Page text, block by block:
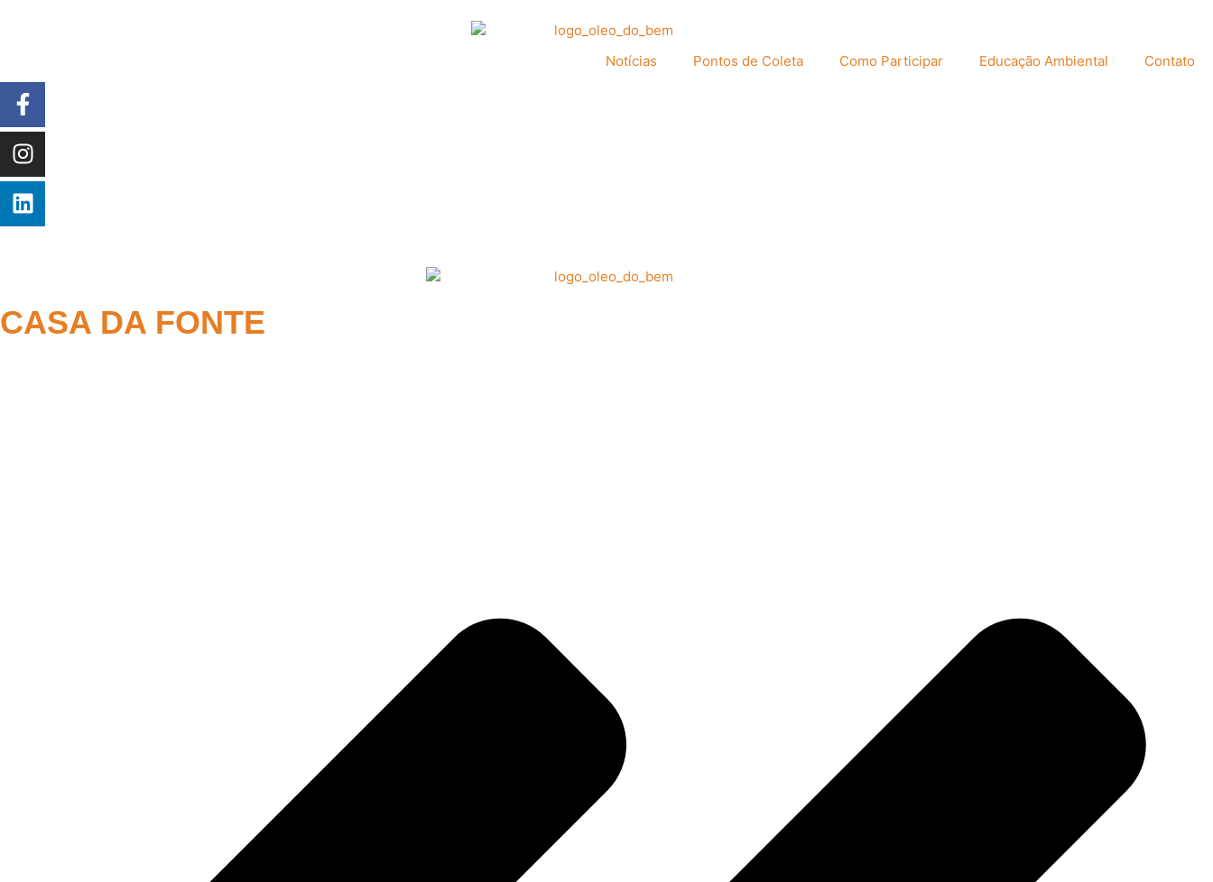
Notícias Pontos de Coleta Como Participar Educação Ambiental Contato
CASA DA FONTE